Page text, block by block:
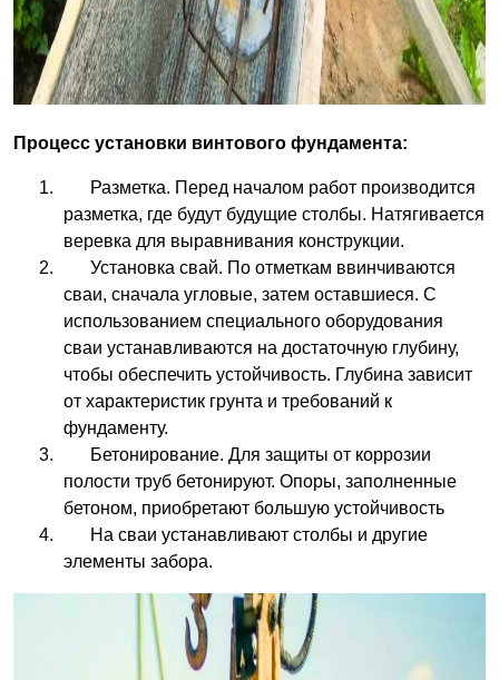
Процесс установки винтового фундамента:
Разметка. Перед началом работ производится
разметка, где будут будущие столбы. Натягивается
веревка для выравнивания конструкции.
Установка свай. По отметкам ввинчиваются
сваи, сначала угловые, затем оставшиеся. С
использованием специального оборудования
сваи устанавливаются на достаточную глубину,
чтобы обеспечить устойчивость. Глубина зависит
от характеристик грунта и требований к
фундаменту.
Бетонирование. Для защиты от коррозии
полости труб бетонируют. Опоры, заполненные
бетоном, приобретают большую устойчивость
На сваи устанавливают столбы и другие
элементы забора.